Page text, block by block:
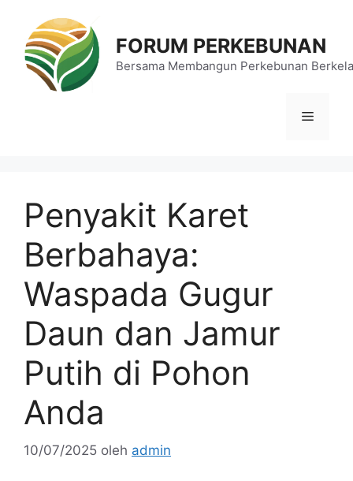
FORUM PERKEBUNAN
Bersama Membangun Perkebunan
Menu
Penyakit Karet
Berbahaya:
Waspada Gugur
Daun dan Jamur
Putih di Pohon
Anda
10/07/2025 oleh admin